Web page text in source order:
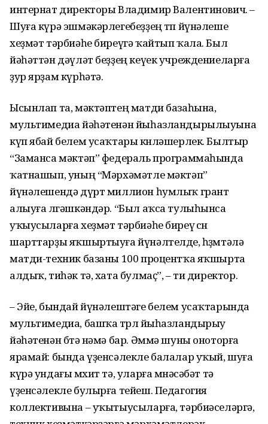
интернат директоры Владимир Валентинович. –
Шуға күрә эшмәкәрлеге­беҙ­ҙең төп йүнәлеше
хеҙмәт тәрбиәһе биреүгә ҡайтып ҡала. Был
йәһәттән дәүләт беҙҙең кеүек учреж­дениеларға
ҙур ярҙам күрһәтә.
Ысынлап та, мәктәптең матди базаһына,
мультимедиа йәһәтенән йыһазландыры­лыуына
күп ябай белем усаҡтары көнләшерлек. Былтыр
“Заманса мәктәп” федераль программаһында
ҡатнашып, уның “Мәрхәмәтле мәктәп”
йүнәлешендә дүрт миллион һумлыҡ грант
алыуға өлгәш­кәндәр. “Был аҡса тулыһынса
уҡыусыларға хеҙмәт тәрбиәһе биреү өсөн
шарттарҙы яҡшыр­тыуға йүнәлтелде, һөҙөмтәлә
матди-техник базаны 100 процентҡа яҡшырта
алдыҡ, тиһәк тә, хата булмаҫ”, – ти директор.
– Эйе, бындай йүнәлештәге белем усаҡтарында
мультимедиа, башҡа төрлө йыһазландырыу
йәһәтенән бөтә нәмә бар. Әммә шуны оноторға
ярамай: бында үҙенсәлекле балалар уҡый, шуға
күрә ундағы мөхит тә, уларға мөнәсәбәт тә
үҙенсәлекле булырға тейеш. Педагогия
коллективына – уҡытыусыларға, тәрбиә­селәргә,